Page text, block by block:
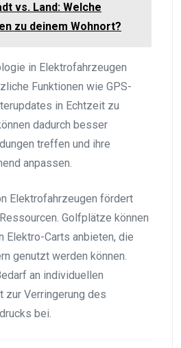
vs. Land: Welche
zu deinem Wohnort?
in Elektrofahrzeugen
Funktionen wie GPS-
in Echtzeit zu
dadurch besser
treffen und ihre
anpassen.
Elektrofahrzeugen fördert
Golfplätze können
Elektro-Carts anbieten, die
genutzt werden können.
an individuellen
zur Verringerung des
bei.